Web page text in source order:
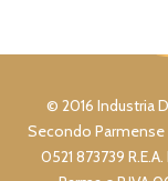
© 2016 Industria
Secondo Parmense
0521 873739